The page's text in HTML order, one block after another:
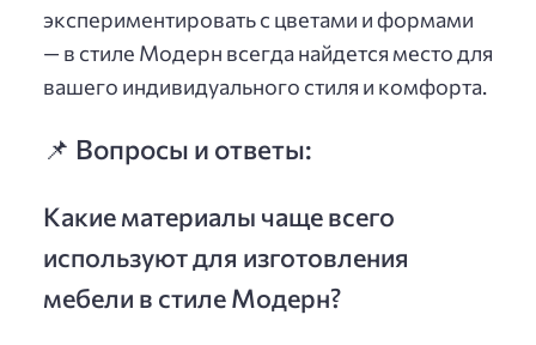
экспериментировать с цветами и формами
— в стиле Модерн всегда найдется место для
вашего индивидуального стиля и комфорта.
📌 Вопросы и ответы:
Какие материалы чаще всего
используют для изготовления
мебели в стиле Модерн?